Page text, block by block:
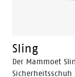
Sling
Der Mammoet